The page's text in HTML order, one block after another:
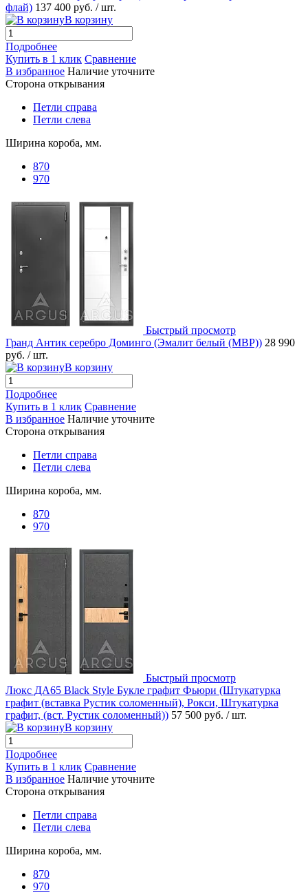
флай) 137 400 руб. / шт.
В корзину
Подробнее
Купить в 1 клик Сравнение
В избранное Наличие уточните
Сторона открывания
Петли справа
Петли слева
Ширина короба, мм.
870
970
Быстрый просмотр
Гранд Антик серебро Доминго (Эмалит белый (MBP)) 28 990
руб. / шт.
В корзину
Подробнее
Купить в 1 клик Сравнение
В избранное Наличие уточните
Сторона открывания
Петли справа
Петли слева
Ширина короба, мм.
870
970
Быстрый просмотр
Люкс ДА65 Black Style Букле графит Фьюри (Штукатурка
графит (вставка Рустик соломенный), Рокси, Штукатурка
графит, (вст. Рустик соломенный)) 57 500 руб. / шт.
В корзину
Подробнее
Купить в 1 клик Сравнение
В избранное Наличие уточните
Сторона открывания
Петли справа
Петли слева
Ширина короба, мм.
870
970